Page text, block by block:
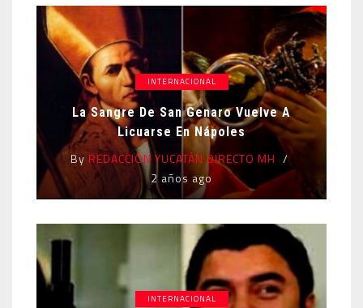
INTERNACIONAL
La Sangre De San Genaro Vuelve A
Licuarse En Nápoles
By REDACCIÓN YUCATÁN DIRECTO MH
2 años ago
INTERNACIONAL